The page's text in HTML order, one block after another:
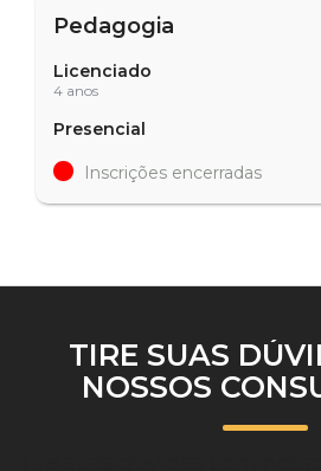
Pedagogia
Licenciado
4 anos
Presencial
Inscrições encerradas
TIRE SUAS
NOSSOS